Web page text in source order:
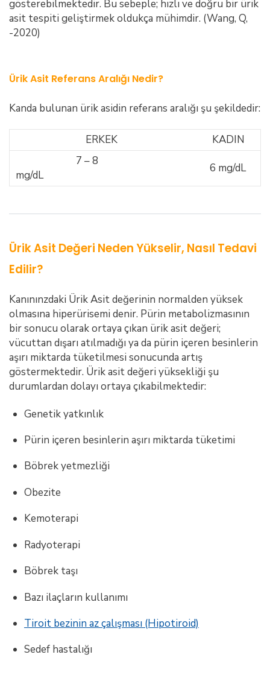
gösterebilmektedir. Bu sebeple; hızlı ve doğru bir ürik
asit tespiti geliştirmek oldukça mühimdir. (Wang, Q,
-2020)
Ürik Asit Referans Aralığı Nedir?
Kanda bulunan ürik asidin referans aralığı şu şekildedir:
ERKEK
KADIN
7 – 8
mg/dL
6 mg/dL
Ürik Asit Değeri Neden Yükselir, Nasıl Tedavi
Edilir?
Kanınınzdaki Ürik Asit değerinin normalden yüksek
olmasına hiperürisemi denir. Pürin metabolizmasının
bir sonucu olarak ortaya çıkan ürik asit değeri;
vücuttan dışarı atılmadığı ya da pürin içeren besinlerin
aşırı miktarda tüketilmesi sonucunda artış
göstermektedir. Ürik asit değeri yüksekliği şu
durumlardan dolayı ortaya çıkabilmektedir:
Genetik yatkınlık
Pürin içeren besinlerin aşırı miktarda tüketimi
Böbrek yetmezliği
Obezite
Kemoterapi
Radyoterapi
Böbrek taşı
Bazı ilaçların kullanımı
Tiroit bezinin az çalışması (Hipotiroid)
Sedef hastalığı